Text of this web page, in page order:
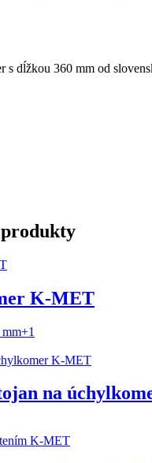
s dĺžkou 360 mm od
K-MET
+1
na